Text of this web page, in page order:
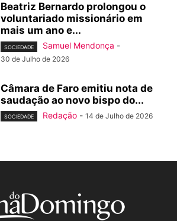
Beatriz Bernardo prolongou o
voluntariado missionário em
mais um ano e...
SOCIEDADE Samuel Mendonça -
30 de Julho de 2026
Câmara de Faro emitiu nota de
saudação ao novo bispo do...
SOCIEDADE Redação - 14 de Julho de 2026